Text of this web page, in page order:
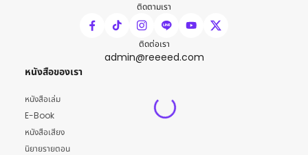
ติดตามเรา
ติดต่อเรา
admin@reeeed.com
หนังสือของเรา
หนังสือเล่ม
E-Book
หนังสือเสียง
นิยายรายตอน